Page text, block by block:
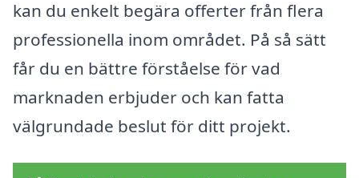
kan du enkelt begära offerter från flera
professionella inom området. På så sätt
får du en bättre förståelse för vad
marknaden erbjuder och kan fatta
välgrundade beslut för ditt projekt.